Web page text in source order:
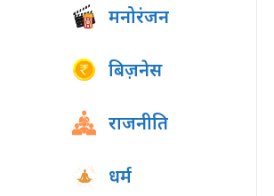
मनोरंजन
बिज़नेस
राजनीति
धर्म